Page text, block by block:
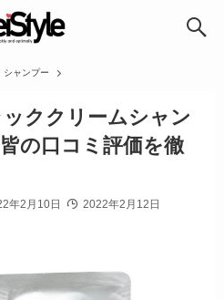
シャンプー
ククリームシャン
の口コミ評価を徹
年2月10日
2022年2月12日